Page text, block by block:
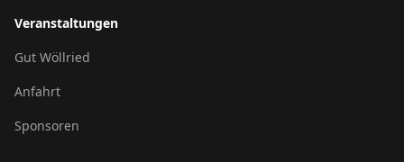
Veranstaltungen
Gut Wöllried
Anfahrt
Sponsoren